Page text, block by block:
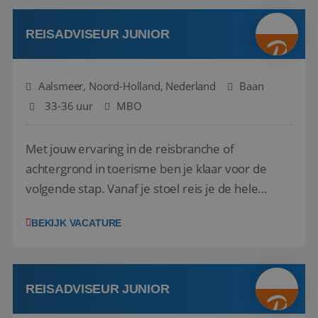
werken: of het nu gaat om vragen ...
REISADVISEUR JUNIOR
Aalsmeer, Noord-Holland, Nederland
Baan
33-36 uur
MBO
Met jouw ervaring in de reisbranche of
achtergrond in toerisme ben je klaar voor de
volgende stap. Vanaf je stoel reis je de hele
wensen van je team, je klant en wat er in de
klanten te overtuigen om die droomreis te
boeken! ...
BEKIJK VACATURE
REISADVISEUR JUNIOR